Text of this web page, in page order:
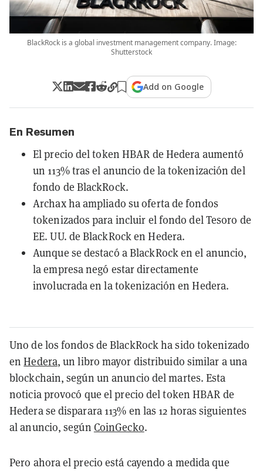
BlackRock is a global investment management company. Image:
Shutterstock
Add on Google
En Resumen
El precio del token HBAR de Hedera aumentó
un 113% tras el anuncio de la tokenización del
fondo de BlackRock.
Archax ha ampliado su oferta de fondos
tokenizados para incluir el fondo del Tesoro de
EE. UU. de BlackRock en Hedera.
Aunque se destacó a BlackRock en el anuncio,
la empresa negó estar directamente
involucrada en la tokenización en Hedera.
Uno de los fondos de BlackRock ha sido tokenizado
enHedera, un libro mayor distribuido similar a una
blockchain, según un anuncio del martes. Esta
noticia provocó que el precio del token HBAR de
Hedera se disparara 113% en las 12 horas siguientes
al anuncio, según CoinGecko.
Pero ahora el precio está cayendo a medida que